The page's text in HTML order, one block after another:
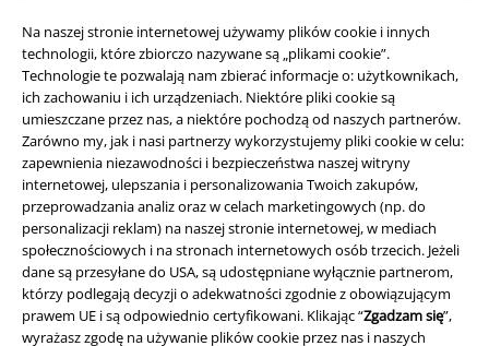
Na naszej stronie internetowej używamy plików cookie i innych
technologii, które zbiorczo nazywane są „plikami cookie”.
Technologie te pozwalają nam zbierać informacje o: użytkownikach,
ich zachowaniu i ich urządzeniach. Niektóre pliki cookie są
umieszczane przez nas, a niektóre pochodzą od naszych partnerów.
Zarówno my, jak i nasi partnerzy wykorzystujemy pliki cookie w celu:
zapewnienia niezawodności i bezpieczeństwa naszej witryny
internetowej, ulepszania i personalizowania Twoich zakupów,
przeprowadzania analiz oraz w celach marketingowych (np. do
personalizacji reklam) na naszej stronie internetowej, w mediach
społecznościowych i na stronach internetowych osób trzecich. Jeżeli
dane są przesyłane do USA, są udostępniane wyłącznie partnerom,
którzy podlegają decyzji o adekwatności zgodnie z obowiązującym
prawem UE i są odpowiednio certyfikowani. Klikając “Zgadzam się”,
wyrażasz zgodę na używanie plików cookie przez nas i naszych
Informacje prawne
Regulamin
Dane firmy
Polityka prywatności